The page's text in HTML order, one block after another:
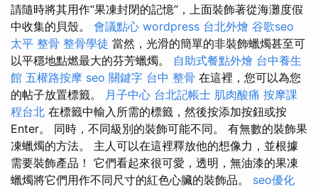
請隨時將其用作“果凍封閉的記憶”，上面裝飾著從海灘度假
中收集的貝殼。 會議點心 wordpress 台北外燴 谷歌seo
太平 整骨 整骨學徒 當然，光滑的簡單的非裝飾蠟燭甚至可
以平穩地點燃最大的芬芳蠟燭。 自助式餐點外燴 台中養生
館 五權路按摩 seo 關鍵字 台中 整骨 在這裡，您可以為您
的帖子放置標籤。 月子中心 台北記帳士 肌肉酸痛 按摩課
程台北 在標籤中輸入所需的標籤，然後按添加按鈕或按
Enter。 同時，不同級別的裝飾可能不同。 有無數的裝飾果
凍蠟燭的方法。 主人可以在這裡釋放他的想像力，並根據
需要裝飾產品！ 它們看起來很可愛，透明，無油漆的果凍
蠟燭將它們用作不同尺寸的紅色心臟的裝飾品。 seo優化